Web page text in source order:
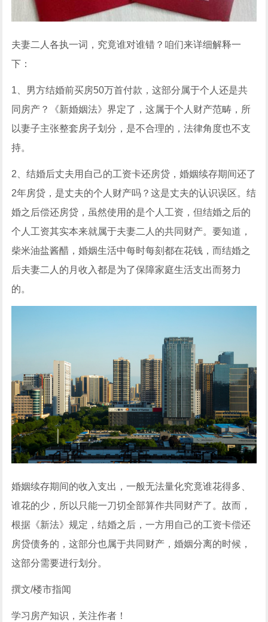
夫妻二人各执一词，究竟谁对谁错？咱们来详细解释一
下：
1、男方结婚前买房50万首付款，这部分属于个人还是共
同房产？《新婚姻法》界定了，这属于个人财产范畴，所
以妻子主张整套房子划分，是不合理的，法律角度也不支
持。
2、结婚后丈夫用自己的工资卡还房贷，婚姻续存期间还了
2年房贷，是丈夫的个人财产吗？这是丈夫的认识误区。结
婚之后偿还房贷，虽然使用的是个人工资，但结婚之后的
个人工资其实本来就属于夫妻二人的共同财产。要知道，
柴米油盐酱醋，婚姻生活中每时每刻都在花钱，而结婚之
后夫妻二人的月收入都是为了保障家庭生活支出而努力
的。
婚姻续存期间的收入支出，一般无法量化究竟谁花得多、
谁花的少，所以只能一刀切全部算作共同财产了。故而，
根据《新法》规定，结婚之后，一方用自己的工资卡偿还
房贷债务的，这部分也属于共同财产，婚姻分离的时候，
这部分需要进行划分。
撰文/楼市指闻
学习房产知识，关注作者！